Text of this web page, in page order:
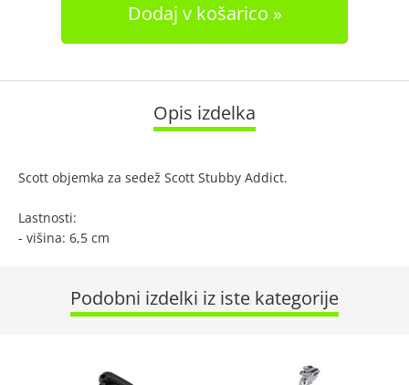
Dodaj v košarico
Opis izdelka
Scott objemka za sedež Scott Stubby Addict.
Lastnosti:
- višina: 6,5 cm
Podobni izdelki iz iste kategorije